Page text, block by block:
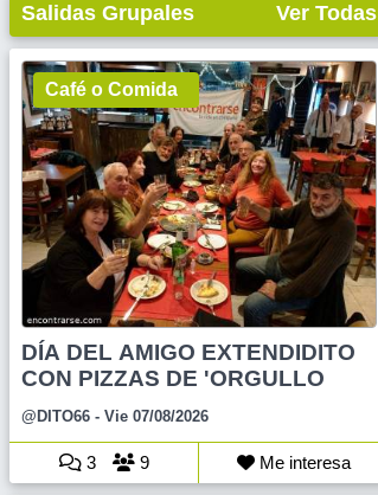
Salidas Grupales Ver Todas
Café o Comida
DÍA DEL AMIGO EXTENDIDITO
CON PIZZAS DE 'ORGULLO
@DITO66 - Vie 07/08/2026
3 9 Me interesa